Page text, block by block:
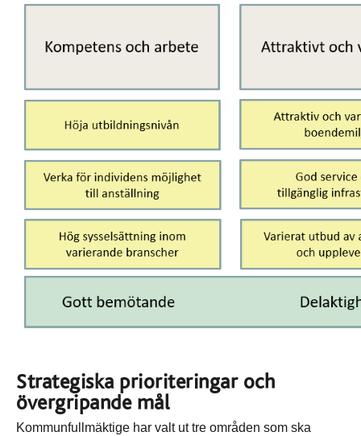
Strategiska prioriteringar och
övergripande mål
Kommunfullmäktige har valt ut tre områden som ska